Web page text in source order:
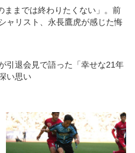
ままでは終わりたくない」。前
ャリスト、永長鷹虎が感じた悔
引退会見で語った「幸せな21年
い思い